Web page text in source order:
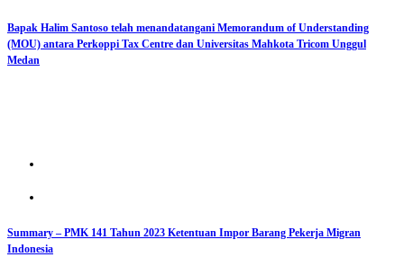
Bapak Halim Santoso telah menandatangani Memorandum of Understanding
(MOU) antara Perkoppi Tax Centre dan Universitas Mahkota Tricom Unggul
Medan
Summary – PMK 141 Tahun 2023 Ketentuan Impor Barang Pekerja Migran
Indonesia